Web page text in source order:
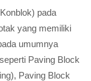
pada
yang memiliki
umumnya
Paving Block
Paving Block